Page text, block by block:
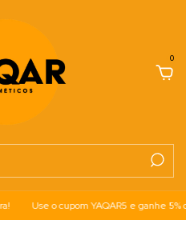
0
Use o cupom YAQAR5 e ganhe 5%